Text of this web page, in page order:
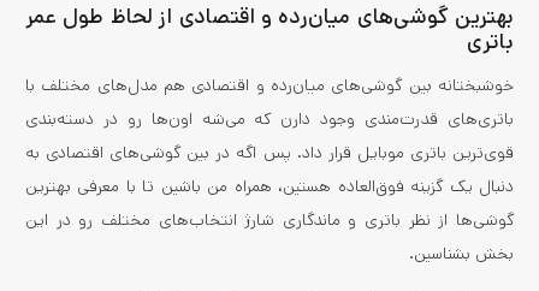
بهترین گوشی‌های میان‌رده و اقتصادی از لحاظ طول عمر
باتری
خوشبختانه بین گوشی‌های میان‌رده و اقتصادی هم مدل‌های مختلف با
باتری‌های قدرت‌مندی وجود دارن که می‌شه اون‌ها رو در دسته‌بندی
قوی‌ترین باتری موبایل قرار داد. پس اگه در بین گوشی‌های اقتصادی به
دنبال یک گزینه فوق‌العاده هستین، همراه من باشین تا با معرفی بهترین
گوشی‌ها از نظر باتری و ماندگاری شارژ انتخاب‌های مختلف رو در این
بخش بشناسین.